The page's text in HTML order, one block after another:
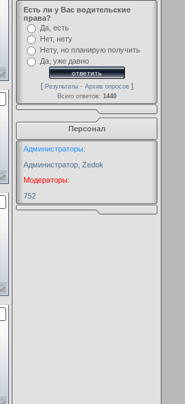
Есть ли у Вас водительские
права?
Да, есть
Нет, нету
Нету, но планирую получить
Да, уже давно
[ Результаты· Архив опросов]
Всего ответов: 1440
Персонал
Администраторы:
Администратор Zedok
Модераторы:
752